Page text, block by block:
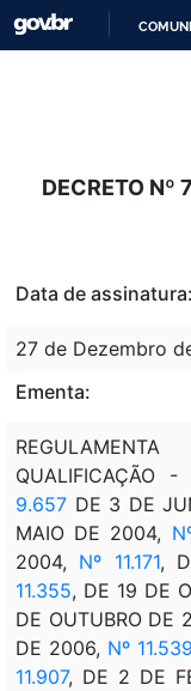
DECRETO Nº
Data de assinatura:
27 de Dezembro
Ementa:
QUALIFICAÇÃO -
9.657 DE 3 DE
MAIO DE 2004,
2004, Nº 11.171,
11.355, DE 19 DE
DE OUTUBRO DE
DE 2006, Nº 11.539
11.907, DE 2 DE